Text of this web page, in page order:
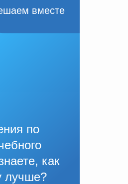
вместе
по
как
лучше?